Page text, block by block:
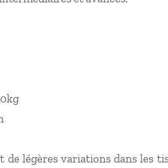
légères variations dans les